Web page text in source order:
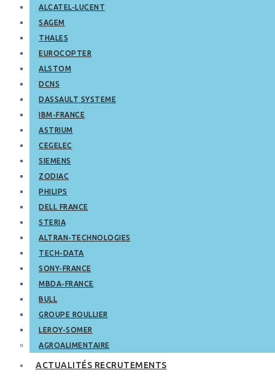
ALCATEL-LUCENT
SAGEM
THALES
EUROCOPTER
ALSTOM
DCNS
DASSAULT SYSTEME
IBM-FRANCE
ASTRIUM
CEGELEC
SIEMENS
ZODIAC
PHILIPS
DELL FRANCE
STERIA
ALTRAN-TECHNOLOGIES
TECH-DATA
SONY-FRANCE
MBDA-FRANCE
BULL
GROUPE ROULLIER
LEROY-SOMER
AGROALIMENTAIRE
ACTUALITÉS RECRUTEMENTS